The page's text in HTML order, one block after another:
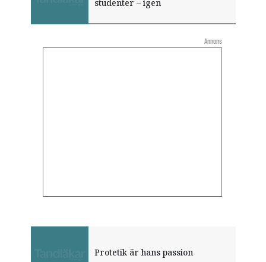
studenter – igen
Protetik är hans passion
Annons